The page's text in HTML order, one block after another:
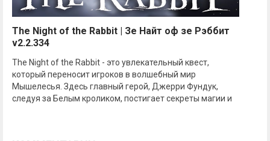
The Night of the Rabbit | Зе Найт оф зе Рэббит
v2.2.334
The Night of the Rabbit - это увлекательный квест,
который переносит игроков в волшебный мир
Мышелесья. Здесь главный герой, Джерри Фундук,
следуя за Белым кроликом, постигает секреты магии и